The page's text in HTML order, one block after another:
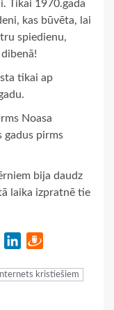
Tikai 1970.gadā
kas būvēta, lai
spiedienu,
tikai ap
Noasa
gadus pirms
bija daudz
laika izpratnē tie
TelegramLinkedIn
kristiešiem